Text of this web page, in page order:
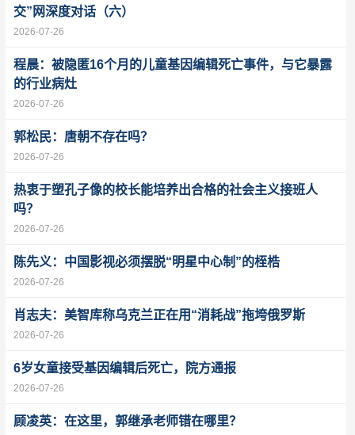
交”网深度对话（六）
2026-07-26
程晨：被隐匿16个月的儿童基因编辑死亡事件，与它暴露
的行业病灶
2026-07-26
郭松民：唐朝不存在吗？
2026-07-26
热衷于塑孔子像的校长能培养出合格的社会主义接班人
吗？
2026-07-26
陈先义：中国影视必须摆脱“明星中心制”的桎梏
2026-07-26
肖志夫：美智库称乌克兰正在用“消耗战”拖垮俄罗斯
2026-07-26
6岁女童接受基因编辑后死亡，院方通报
2026-07-26
顾凌英：在这里，郭继承老师错在哪里？